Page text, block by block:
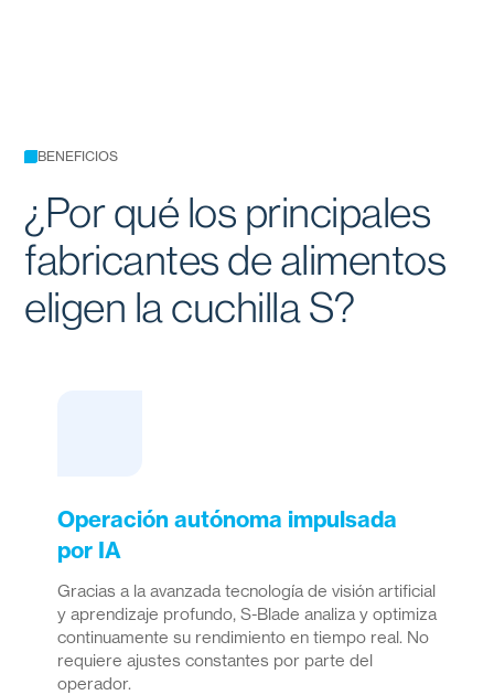
BENEFICIOS
¿Por qué los principales
fabricantes de alimentos
eligen la cuchilla S?
Operación autónoma impulsada
por IA
Gracias a la avanzada tecnología de visión artificial
y aprendizaje profundo, S-Blade analiza y optimiza
continuamente su rendimiento en tiempo real. No
requiere ajustes constantes por parte del
operador.